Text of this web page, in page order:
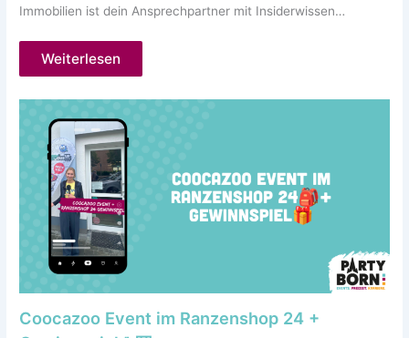
Immobilien ist dein Ansprechpartner mit Insiderwissen…
Weiterlesen
Coocazoo Event im Ranzenshop 24 +